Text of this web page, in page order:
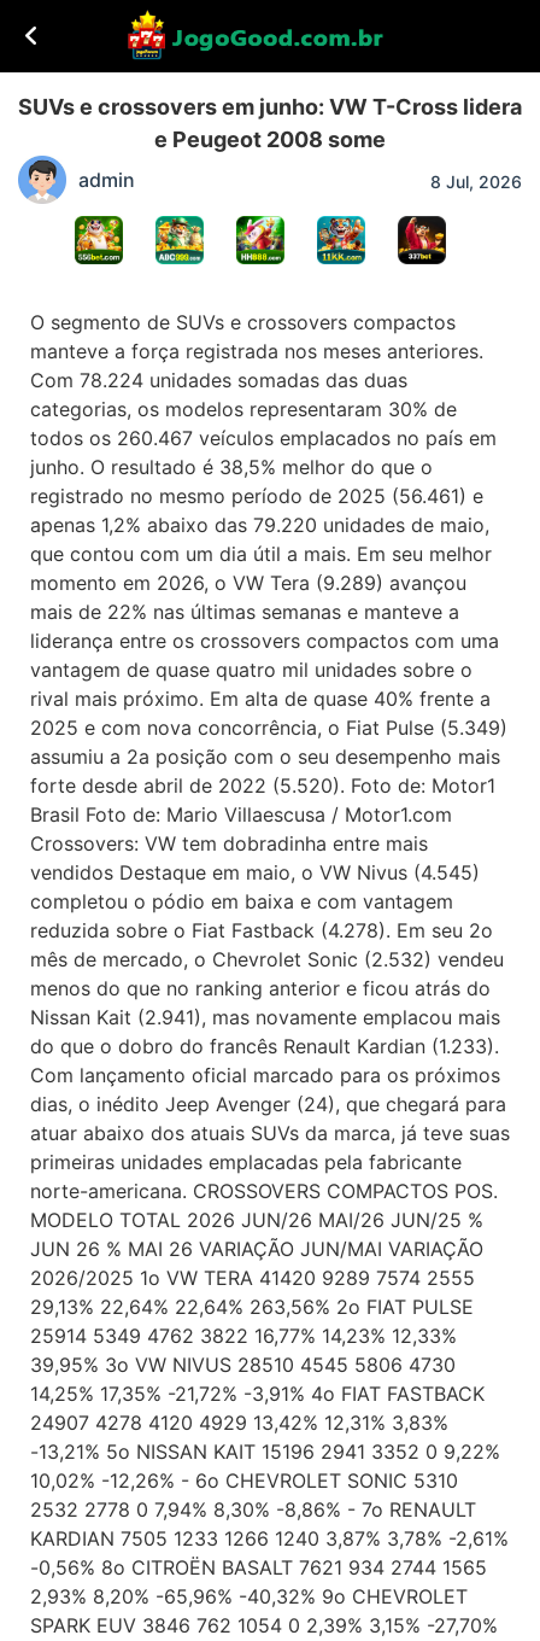
SUVs e crossovers em junho: VW T-Cross lidera
e Peugeot 2008 some
admin 8 Jul, 2026
O segmento de SUVs e crossovers compactos
manteve a força registrada nos meses anteriores.
Com 78.224 unidades somadas das duas
categorias, os modelos representaram 30% de
todos os 260.467 veículos emplacados no país em
junho. O resultado é 38,5% melhor do que o
registrado no mesmo período de 2025 (56.461) e
apenas 1,2% abaixo das 79.220 unidades de maio,
que contou com um dia útil a mais. Em seu melhor
momento em 2026, o VW Tera (9.289) avançou
mais de 22% nas últimas semanas e manteve a
liderança entre os crossovers compactos com uma
vantagem de quase quatro mil unidades sobre o
rival mais próximo. Em alta de quase 40% frente a
2025 e com nova concorrência, o Fiat Pulse (5.349)
assumiu a 2a posição com o seu desempenho mais
forte desde abril de 2022 (5.520). Foto de: Motor1
Brasil Foto de: Mario Villaescusa / Motor1.com
Crossovers: VW tem dobradinha entre mais
vendidos Destaque em maio, o VW Nivus (4.545)
completou o pódio em baixa e com vantagem
reduzida sobre o Fiat Fastback (4.278). Em seu 2o
mês de mercado, o Chevrolet Sonic (2.532) vendeu
menos do que no ranking anterior e ficou atrás do
Nissan Kait (2.941), mas novamente emplacou mais
do que o dobro do francês Renault Kardian (1.233).
Com lançamento oficial marcado para os próximos
dias, o inédito Jeep Avenger (24), que chegará para
atuar abaixo dos atuais SUVs da marca, já teve suas
primeiras unidades emplacadas pela fabricante
norte-americana. CROSSOVERS COMPACTOS POS.
MODELO TOTAL 2026 JUN/26 MAI/26 JUN/25 %
JUN 26 % MAI 26 VARIAÇÃO JUN/MAI VARIAÇÃO
2026/2025 1o VW TERA 41420 9289 7574 2555
29,13% 22,64% 22,64% 263,56% 2o FIAT PULSE
25914 5349 4762 3822 16,77% 14,23% 12,33%
39,95% 3o VW NIVUS 28510 4545 5806 4730
14,25% 17,35% -21,72% -3,91% 4o FIAT FASTBACK
24907 4278 4120 4929 13,42% 12,31% 3,83%
-13,21% 5o NISSAN KAIT 15196 2941 3352 0 9,22%
10,02% -12,26% - 6o CHEVROLET SONIC 5310
2532 2778 0 7,94% 8,30% -8,86% - 7o RENAULT
KARDIAN 7505 1233 1266 1240 3,87% 3,78% -2,61%
-0,56% 8o CITROËN BASALT 7621 934 2744 1565
2,93% 8,20% -65,96% -40,32% 9o CHEVROLET
SPARK EUV 3846 762 1054 0 2,39% 3,15% -27,70%